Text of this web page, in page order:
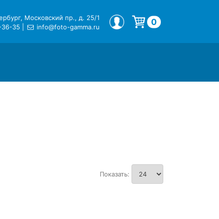
Московский пр., д. 25/1
36-35
info@foto-gamma.ru
МОЙ ПРОФИЛЬ 0